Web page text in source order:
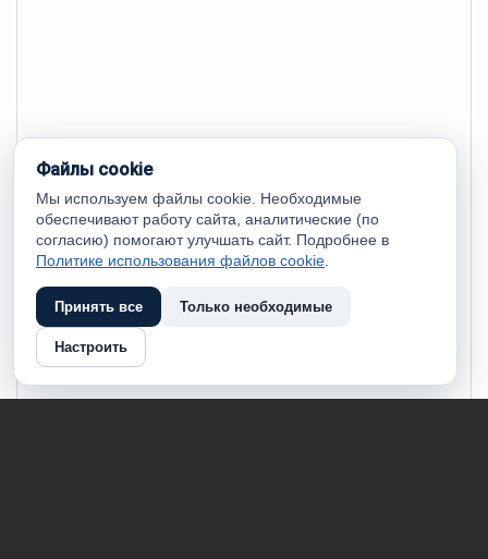
Файлы cookie
Мы используем файлы cookie. Необходимые
обеспечивают работу сайта, аналитические (по
согласию) помогают улучшать сайт. Подробнее в
Политике использования файлов cookie
Принять все Только необходимые
Настроить